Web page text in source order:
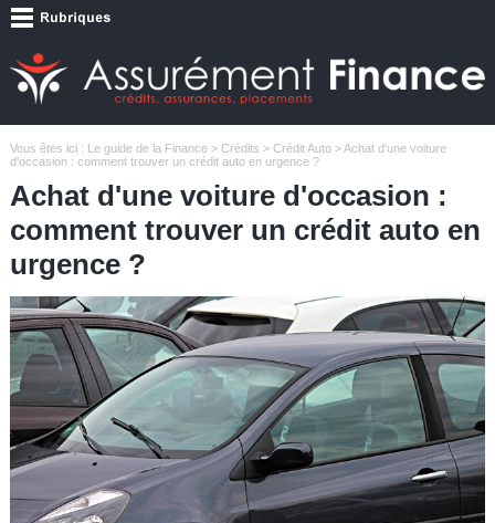
Vous êtes ici : Le guide de la Finance> Crédits > Crédit Auto> Achat d'une voiture
d'occasion : comment trouver un crédit auto en urgence ?
Achat d'une voiture d'occasion :
comment trouver un crédit auto en
urgence ?